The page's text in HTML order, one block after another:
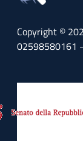
Copyright ©
02598580161